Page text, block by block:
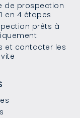
de prospection
en 4 étapes
prêts à
et contacter les